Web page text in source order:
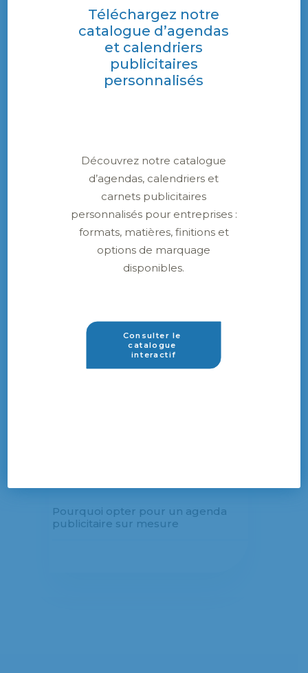
En conclusion
Il est clair que réussir son impression
délivrera de nouveaux standards, toujours plus
Derniers articles
Quand commander ses agendas
publicitaires pour 2027 ?
Pourquoi opter pour un agenda
publicitaire sur mesure
Téléchargez notre
catalogue d’agendas
et calendriers
publicitaires
personnalisés
Découvrez notre catalogue
d’agendas, calendriers et
carnets publicitaires
personnalisés pour entreprises :
formats, matières, finitions et
options de marquage
disponibles.
Consulter le
catalogue
interactif